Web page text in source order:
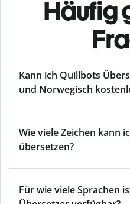
Häufig
Kann ich Quillbots
und Norwegisch
Wie viele Zeichen kann
übersetzen?
Für wie viele Sprachen